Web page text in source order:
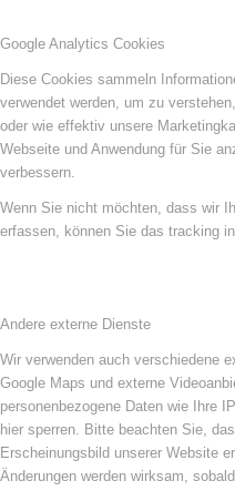
Google Analytics Cookies
Diese Cookies sammeln
verwendet werden, um zu
oder wie effektiv unsere
Webseite und Anwendung für Sie
verbessern.
Wenn Sie nicht möchten, dass wir
erfassen, können Sie das tracking
Andere externe Dienste
Wir verwenden auch verschiedene
Google Maps und externe
personenbezogene Daten wie Ihre
hier sperren. Bitte beachten Sie,
Erscheinungsbild unserer Website
Änderungen werden wirksam,